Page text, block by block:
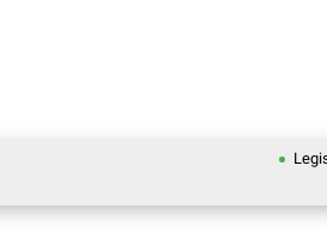
Legislator